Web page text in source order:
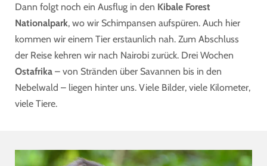
Dann folgt noch ein Ausflug in den Kibale Forest
Nationalpark, wo wir Schimpansen aufspüren. Auch hier
kommen wir einem Tier erstaunlich nah. Zum Abschluss
der Reise kehren wir nach Nairobi zurück. Drei Wochen
Ostafrika – von Stränden über Savannen bis in den
Nebelwald – liegen hinter uns. Viele Bilder, viele Kilometer,
viele Tiere.